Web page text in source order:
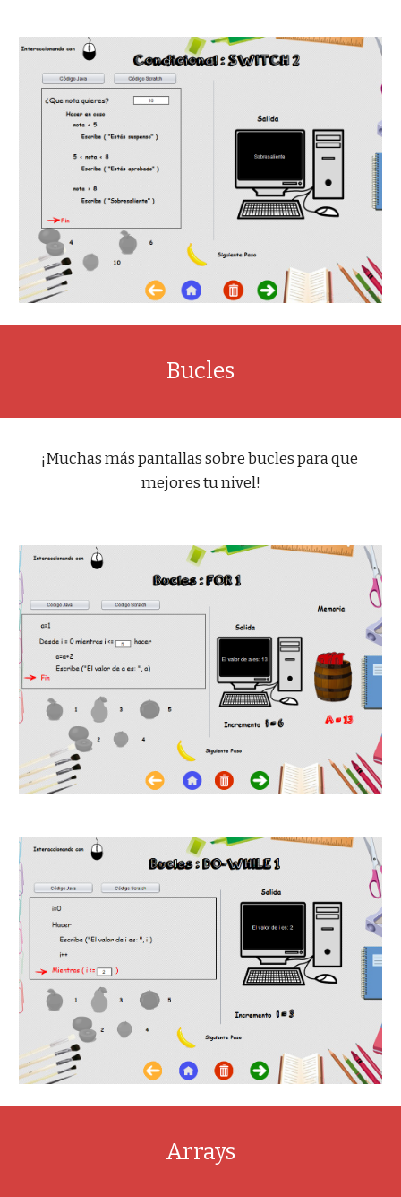
Bucles
¡Muchas más pantallas sobre bucles para que
mejores tu nivel!
Arrays